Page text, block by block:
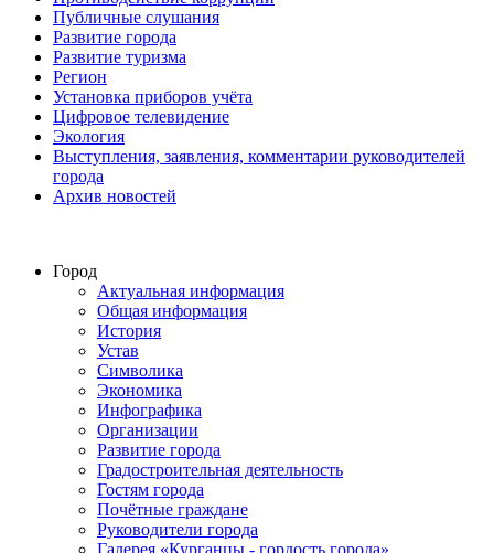
Публичные слушания
Развитие города
Развитие туризма
Регион
Установка приборов учёта
Цифровое телевидение
Экология
Выступления, заявления, комментарии руководителей
города
Архив новостей
Город
Актуальная информация
Общая информация
История
Устав
Символика
Экономика
Инфографика
Организации
Развитие города
Градостроительная деятельность
Гостям города
Почётные граждане
Руководители города